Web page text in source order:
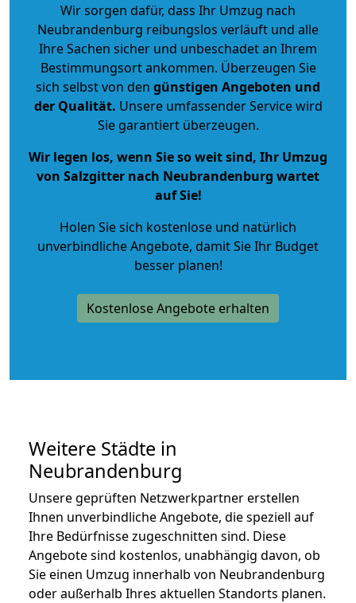
Wir sorgen dafür, dass Ihr Umzug nach
Neubrandenburg reibungslos verläuft und alle
Ihre Sachen sicher und unbeschadet an Ihrem
Bestimmungsort ankommen. Überzeugen Sie
sich selbst von den günstigen Angeboten und
der Qualität. Unsere umfassender Service wird
Sie garantiert überzeugen.
Wir legen los, wenn Sie so weit sind, Ihr Umzug
von Salzgitter nach Neubrandenburg wartet
auf Sie!
Holen Sie sich kostenlose und natürlich
unverbindliche Angebote, damit Sie Ihr Budget
besser planen!
Kostenlose Angebote erhalten
Weitere Städte in
Neubrandenburg
Unsere geprüften Netzwerkpartner erstellen
Ihnen unverbindliche Angebote, die speziell auf
Ihre Bedürfnisse zugeschnitten sind. Diese
Angebote sind kostenlos, unabhängig davon, ob
Sie einen Umzug innerhalb von Neubrandenburg
oder außerhalb Ihres aktuellen Standorts planen.